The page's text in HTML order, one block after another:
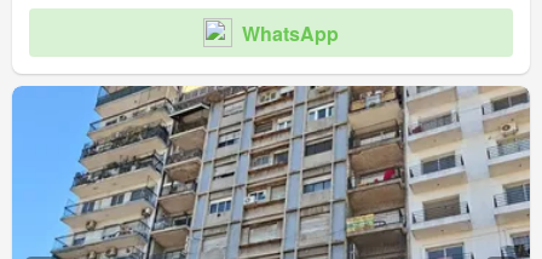
WhatsApp